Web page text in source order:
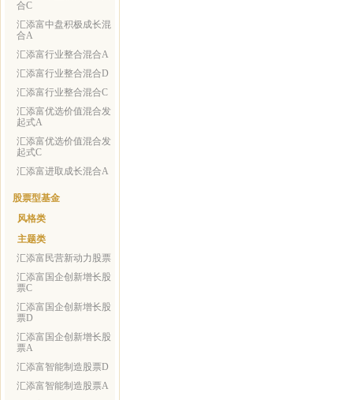
合C
汇添富中盘积极成长混
合A
汇添富行业整合混合A
汇添富行业整合混合D
汇添富行业整合混合C
汇添富优选价值混合发
起式A
汇添富优选价值混合发
起式C
汇添富进取成长混合A
股票型基金
风格类
主题类
汇添富民营新动力股票
汇添富国企创新增长股
票C
汇添富国企创新增长股
票D
汇添富国企创新增长股
票A
汇添富智能制造股票D
汇添富智能制造股票A